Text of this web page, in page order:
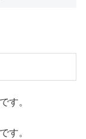
す。
す。